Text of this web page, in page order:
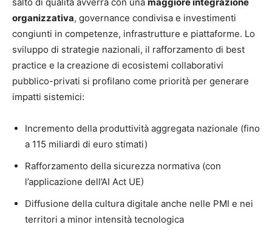
organizzativa, governance condivisa e investimenti
congiunti in competenze, infrastrutture e piattaforme. Lo
sviluppo di strategie nazionali, il rafforzamento di best
practice e la creazione di ecosistemi collaborativi
pubblico-privati si profilano come priorità per generare
impatti sistemici:
Incremento della produttività aggregata nazionale (fino
a 115 miliardi di euro stimati)
Rafforzamento della sicurezza normativa (con
l’applicazione dell’AI Act UE)
Diffusione della cultura digitale anche nelle PMI e nei
territori a minor intensità tecnologica